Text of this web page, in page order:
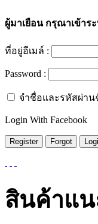
ผู้มาเยือนกรุณาเข้าร
ที่อยู่อีเมล์ :
Password :
จำชื่อและรหัสผ่าน
Login With Facebook
สินค้าแ